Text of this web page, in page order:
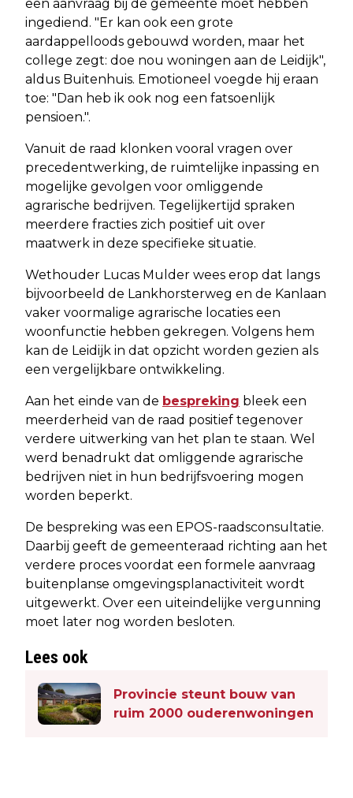
een aanvraag bij de gemeente moet hebben
ingediend. "Er kan ook een grote
aardappelloods gebouwd worden, maar het
college zegt: doe nou woningen aan de Leidijk",
aldus Buitenhuis. Emotioneel voegde hij eraan
toe: "Dan heb ik ook nog een fatsoenlijk
pensioen.".
Vanuit de raad klonken vooral vragen over
precedentwerking, de ruimtelijke inpassing en
mogelijke gevolgen voor omliggende
agrarische bedrijven. Tegelijkertijd spraken
meerdere fracties zich positief uit over
maatwerk in deze specifieke situatie.
Wethouder Lucas Mulder wees erop dat langs
bijvoorbeeld de Lankhorsterweg en de Kanlaan
vaker voormalige agrarische locaties een
woonfunctie hebben gekregen. Volgens hem
kan de Leidijk in dat opzicht worden gezien als
een vergelijkbare ontwikkeling.
Aan het einde van de bespreking bleek een
meerderheid van de raad positief tegenover
verdere uitwerking van het plan te staan. Wel
werd benadrukt dat omliggende agrarische
bedrijven niet in hun bedrijfsvoering mogen
worden beperkt.
De bespreking was een EPOS-raadsconsultatie.
Daarbij geeft de gemeenteraad richting aan het
verdere proces voordat een formele aanvraag
buitenplanse omgevingsplanactiviteit wordt
uitgewerkt. Over een uiteindelijke vergunning
moet later nog worden besloten.
Lees ook
Provincie steunt bouw van
ruim 2000 ouderenwoningen